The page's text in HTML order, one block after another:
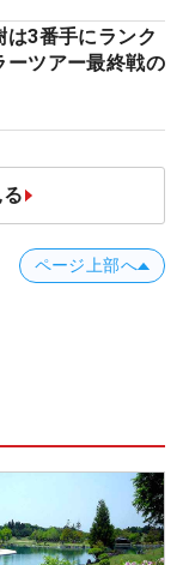
は3番手にランク
ツアー最終戦の
ページ上部へ